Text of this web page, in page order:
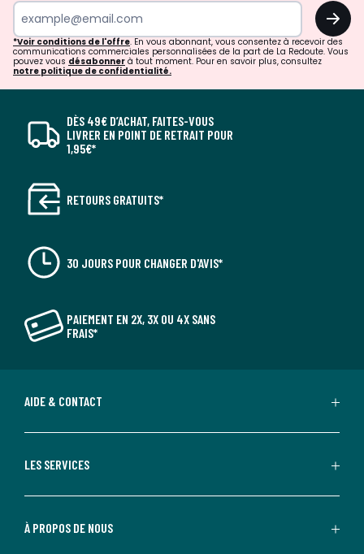
OK
*Voir conditions de l'offre. En vous abonnant, vous consentez à recevoir des
communications commerciales personnalisées de la part de La Redoute. Vous
pouvez vous désabonner à tout moment. Pour en savoir plus, consultez
notre politique de confidentialité.
DÈS 49€ D’ACHAT, FAITES-VOUS
LIVRER EN POINT DE RETRAIT POUR
1,95€*
RETOURS GRATUITS*
30 JOURS POUR CHANGER D'AVIS*
PAIEMENT EN 2X, 3X OU 4X SANS
FRAIS*
AIDE & CONTACT
LES SERVICES
À PROPOS DE NOUS